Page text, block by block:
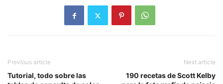
Previous article
Tutorial, todo sobre las
Next article
190 recetas de Scott Kelby